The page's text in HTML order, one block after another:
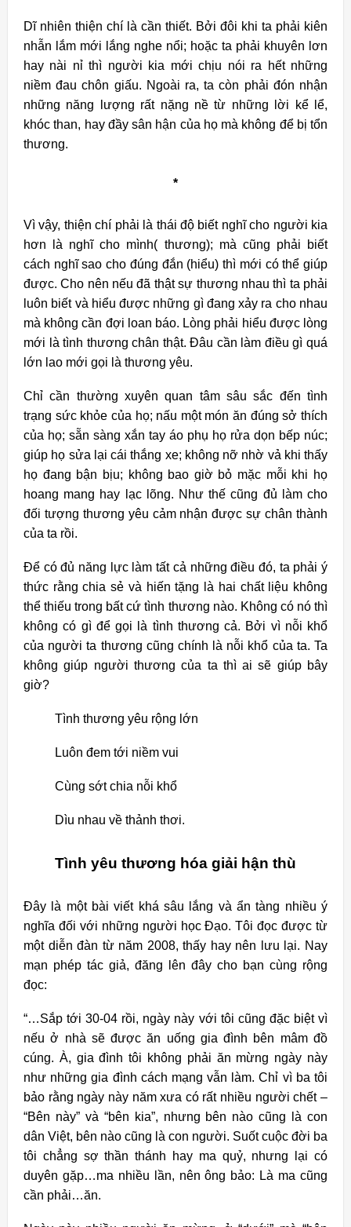
Dĩ nhiên thiện chí là cần thiết. Bởi đôi khi ta phải kiên
nhẫn lắm mới lắng nghe nổi; hoặc ta phải khuyên lơn
hay nài nỉ thì người kia mới chịu nói ra hết những
niềm đau chôn giấu. Ngoài ra, ta còn phải đón nhận
những năng lượng rất nặng nề từ những lời kể lể,
khóc than, hay đầy sân hận của họ mà không để bị tổn
thương.
*
Vì vậy, thiện chí phải là thái độ biết nghĩ cho người kia
hơn là nghĩ cho mình( thương); mà cũng phải biết
cách nghĩ sao cho đúng đắn (hiểu) thì mới có thể giúp
được. Cho nên nếu đã thật sự thương nhau thì ta phải
luôn biết và hiểu được những gì đang xảy ra cho nhau
mà không cần đợi loan báo. Lòng phải hiểu được lòng
mới là tình thương chân thật. Đâu cần làm điều gì quá
lớn lao mới gọi là thương yêu.
Chỉ cần thường xuyên quan tâm sâu sắc đến tình
trạng sức khỏe của họ; nấu một món ăn đúng sở thích
của họ; sẵn sàng xắn tay áo phụ họ rửa dọn bếp núc;
giúp họ sửa lại cái thắng xe; không nỡ nhờ vả khi thấy
họ đang bận bịu; không bao giờ bỏ mặc mỗi khi họ
hoang mang hay lạc lõng. Như thế cũng đủ làm cho
đối tượng thương yêu cảm nhận được sự chân thành
của ta rồi.
Để có đủ năng lực làm tất cả những điều đó, ta phải ý
thức rằng chia sẻ và hiến tặng là hai chất liệu không
thể thiếu trong bất cứ tình thương nào. Không có nó thì
không có gì để gọi là tình thương cả. Bởi vì nỗi khổ
của người ta thương cũng chính là nỗi khổ của ta. Ta
không giúp người thương của ta thì ai sẽ giúp bây
giờ?
Tình thương yêu rộng lớn
Luôn đem tới niềm vui
Cùng sớt chia nỗi khổ
Dìu nhau về thảnh thơi.
Tình yêu thương hóa giải hận thù
Đây là một bài viết khá sâu lắng và ẩn tàng nhiều ý
nghĩa đối với những người học Đạo. Tôi đọc được từ
một diễn đàn từ năm 2008, thấy hay nên lưu lại. Nay
mạn phép tác giả, đăng lên đây cho bạn cùng rộng
đọc:
“…Sắp tới 30-04 rồi, ngày này với tôi cũng đặc biệt vì
nếu ở nhà sẽ được ăn uống gia đình bên mâm đồ
cúng. À, gia đình tôi không phải ăn mừng ngày này
như những gia đình cách mạng vẫn làm. Chỉ vì ba tôi
bảo rằng ngày này năm xưa có rất nhiều người chết –
“Bên này” và “bên kia”, nhưng bên nào cũng là con
dân Việt, bên nào cũng là con người. Suốt cuộc đời ba
tôi chẳng sợ thần thánh hay ma quỷ, nhưng lại có
duyên gặp…ma nhiều lần, nên ông bảo: Là ma cũng
cần phải…ăn.